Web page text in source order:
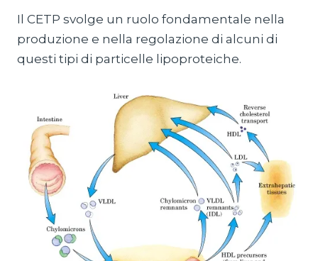
Il CETP svolge un ruolo fondamentale nella
produzione e nella regolazione di alcuni di
questi tipi di particelle lipoproteiche.